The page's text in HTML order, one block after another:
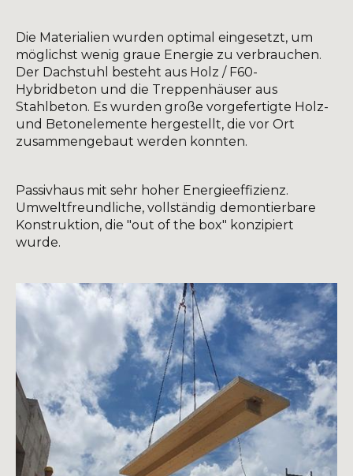
Die Materialien wurden optimal eingesetzt, um
möglichst wenig graue Energie zu verbrauchen.
Der Dachstuhl besteht aus Holz / F60-
Hybridbeton und die Treppenhäuser aus
Stahlbeton. Es wurden große vorgefertigte Holz-
und Betonelemente hergestellt, die vor Ort
zusammengebaut werden konnten.
Passivhaus mit sehr hoher Energieeffizienz.
Umweltfreundliche, vollständig demontierbare
Konstruktion, die "out of the box" konzipiert
wurde.